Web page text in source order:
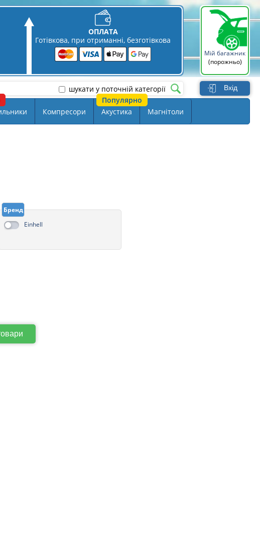
ОПЛАТА
Готівкова, при отриманні, безготівкова
шукати у поточній категорії
Мій багажник
(порожньо)
Вхід
Компресори Акустика Магнітоли
Бренд
Einhell